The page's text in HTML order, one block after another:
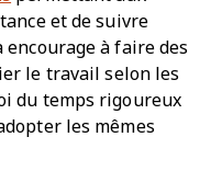
et de suivre
encourage à faire des
le travail selon les
du temps rigoureux
les mêmes